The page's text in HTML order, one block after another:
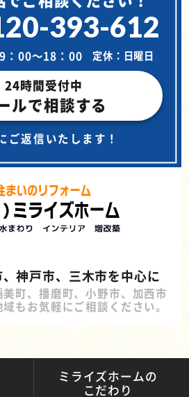
393-612
9：00～18：00 定休：日曜日
24時間受付中
ルで相談する
ご返信いたします！
神戸市、三木市を中心に
町、播磨町、小野市、加西市
もお気軽にご相談ください。
ミライズホームの
こだわり